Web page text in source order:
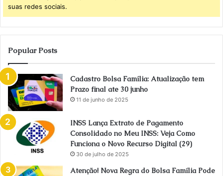
suas redes sociais.
Popular Posts
Cadastro Bolsa Família: Atualização tem
Prazo final ate 30 junho
11 de junho de 2025
INSS Lança Extrato de Pagamento
Consolidado no Meu INSS: Veja Como
Funciona o Novo Recurso Digital (29)
30 de julho de 2025
Atenção! Nova Regra do Bolsa Família Pode